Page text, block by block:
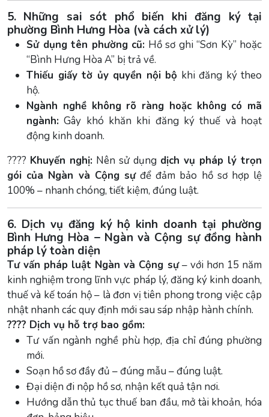
5. Những sai sót phổ biến khi đăng ký tại
phường Bình Hưng Hòa (và cách xử lý)
Sử dụng tên phường cũ: Hồ sơ ghi “Sơn Kỳ” hoặc
“Bình Hưng Hòa A” bị trả về.
Thiếu giấy tờ ủy quyền nội bộ khi đăng ký theo
hộ.
Ngành nghề không rõ ràng hoặc không có mã
ngành: Gây khó khăn khi đăng ký thuế và hoạt
động kinh doanh.
???? Khuyến nghị: Nên sử dụng dịch vụ pháp lý trọn
gói của Ngàn và Cộng sựđể đảm bảo hồ sơ hợp lệ
100% – nhanh chóng, tiết kiệm, đúng luật.
6. Dịch vụ đăng ký hộ kinh doanh tại phường
Bình Hưng Hòa – Ngàn và Cộng sự đồng hành
pháp lý toàn diện
Tư vấn pháp luật Ngàn và Cộng sự– với hơn 15 năm
kinh nghiệm trong lĩnh vực pháp lý, đăng ký kinh doanh,
thuế và kế toán hộ – là đơn vị tiên phong trong việc cập
nhật nhanh các quy định mới sau sáp nhập hành chính.
???? Dịch vụ hỗ trợ bao gồm:
Tư vấn ngành nghề phù hợp, địa chỉ đúng phường
mới.
Soạn hồ sơ đầy đủ – đúng mẫu – đúng luật.
Đại diện đi nộp hồ sơ, nhận kết quả tận nơi.
Hướng dẫn thủ tục thuế ban đầu, mở tài khoản, hóa